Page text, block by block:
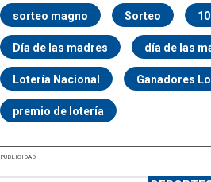
sorteo magno Sorteo
Día de las madres día de las
Lotería Nacional Ganadores
premio de lotería
PUBLICIDAD